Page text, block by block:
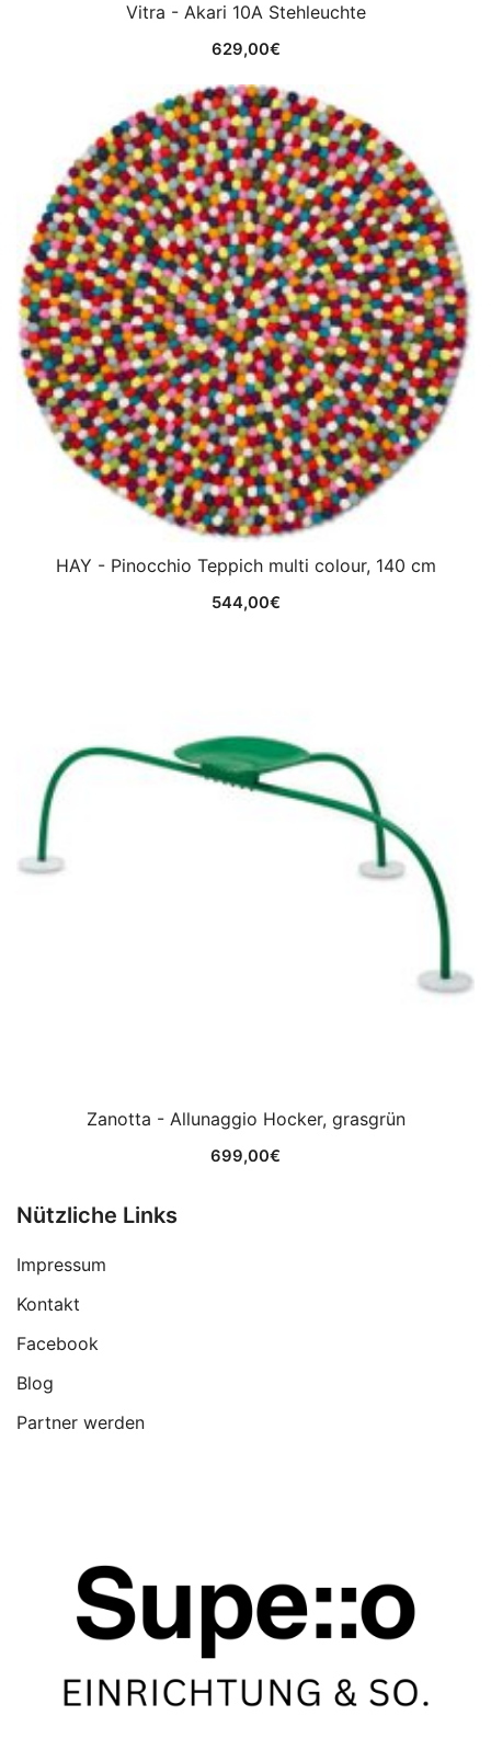
Vitra - Akari 10A Stehleuchte
629,00€
HAY - Pinocchio Teppich multi colour, 140 cm
544,00€
Zanotta - Allunaggio Hocker, grasgrün
699,00€
Nützliche Links
Impressum
Kontakt
Facebook
Blog
Partner werden